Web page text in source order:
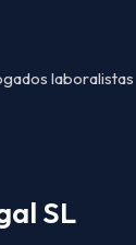
laboralistas
SL